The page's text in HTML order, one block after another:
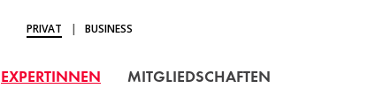
- Einfach Lernen
PRIVAT | BUSINESS
EXPERTINNEN MITGLIEDSCHAFTEN